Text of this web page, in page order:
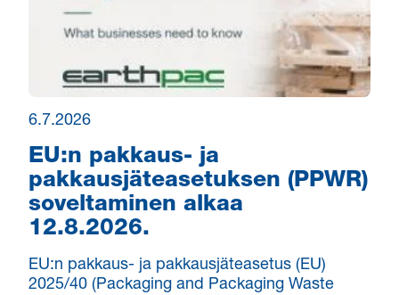
6.7.2026
EU:n pakkaus- ja
pakkausjäteasetuksen (PPWR)
soveltaminen alkaa
12.8.2026.
EU:n pakkaus- ja pakkausjäteasetus (EU)
2025/40 (Packaging and Packaging Waste